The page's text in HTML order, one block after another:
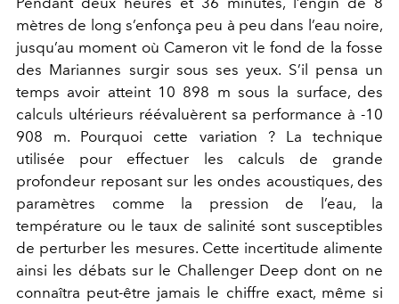
mètres de long s’enfonça peu à peu dans l’eau noire,
jusqu’au moment où Cameron vit le fond de la fosse
des Mariannes surgir sous ses yeux. S’il pensa un
temps avoir atteint 10 898 m sous la surface, des
calculs ultérieurs réévaluèrent sa performance à -10
908 m. Pourquoi cette variation ? La technique
utilisée pour effectuer les calculs de grande
profondeur reposant sur les ondes acoustiques, des
paramètres comme la pression de l’eau, la
température ou le taux de salinité sont susceptibles
de perturber les mesures. Cette incertitude alimente
ainsi les débats sur le Challenger Deep dont on ne
connaîtra peut-être jamais le chiffre exact, même si